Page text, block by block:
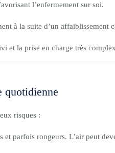
l’enfermement sur soi.
à la suite d’un affaiblissement
et la prise en charge très
quotidienne
risques :
parfois rongeurs. L’air peut